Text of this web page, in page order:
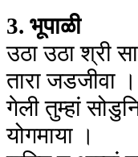
3. भूपाळी
उठा उठा श्री
तारा जडजीवा
गेली तुम्हां
योगमाया ।